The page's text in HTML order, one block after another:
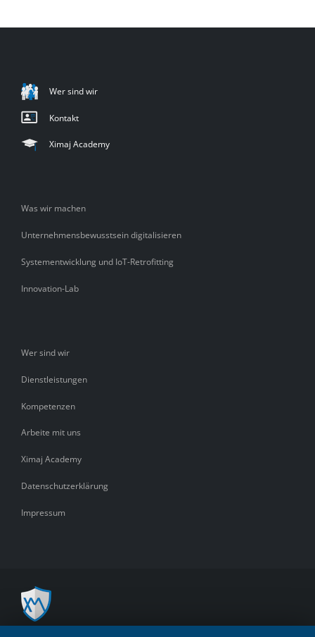
Wer sind wir
Kontakt
Ximaj Academy
Was wir machen
Unternehmensbewusstsein digitalisieren
Systementwicklung und IoT-Retrofitting
Innovation-Lab
Wer sind wir
Dienstleistungen
Kompetenzen
Arbeite mit uns
Ximaj Academy
Datenschutzerklärung
Impressum